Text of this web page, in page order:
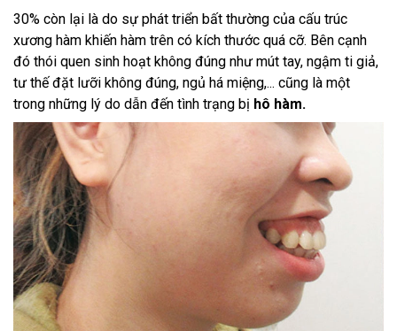
30% còn lại là do sự phát triển bất thường của cấu trúc
xương hàm khiến hàm trên có kích thước quá cỡ. Bên cạnh
đó thói quen sinh hoạt không đúng như mút tay, ngậm ti giả,
tư thế đặt lưỡi không đúng, ngủ há miệng,... cũng là một
trong những lý do dẫn đến tình trạng bị hô hàm.